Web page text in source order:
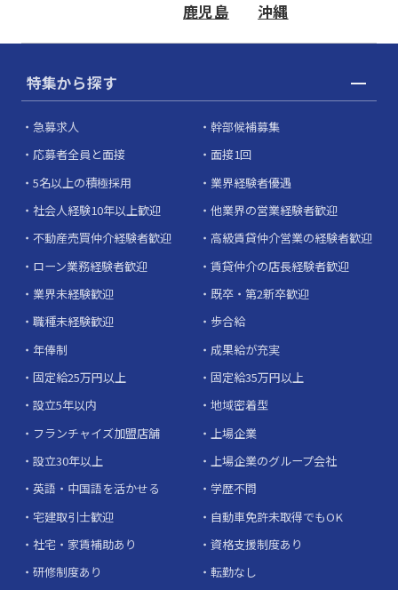
鹿児島 沖縄
特集から探す
急募求人
幹部候補募集
応募者全員と面接
面接1回
5名以上の積極採用
業界経験者優遇
社会人経験10年以上歓迎
他業界の営業経験者歓迎
不動産売買仲介経験者歓迎
高級賃貸仲介営業の経験者歓迎
ローン業務経験者歓迎
賃貸仲介の店長経験者歓迎
業界未経験歓迎
既卒・第2新卒歓迎
職種未経験歓迎
歩合給
年俸制
成果給が充実
固定給25万円以上
固定給35万円以上
設立5年以内
地域密着型
フランチャイズ加盟店舗
上場企業
設立30年以上
上場企業のグループ会社
英語・中国語を活かせる
学歴不問
宅建取引士歓迎
自動車免許未取得でもOK
社宅・家賃補助あり
資格支援制度あり
研修制度あり
転勤なし